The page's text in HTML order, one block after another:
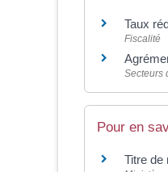
Taux
Fiscalité
Secteurs
Pour en
Titre de